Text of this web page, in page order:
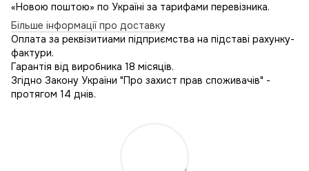
«Новою поштою» по Україні за тарифами перевізника.
Більше інформації про доставку
Оплата за реквізитиами підприємства на підставі рахунку-
фактури.
Гарантія від виробника 18 місяців.
Згідно Закону України "Про захист прав споживачів" -
протягом 14 днів.